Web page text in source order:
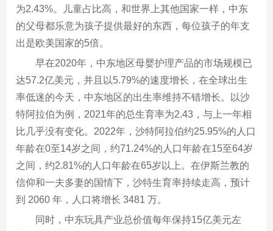
为2.43%。儿童占比高，和世界上其他国家一样，中东
的父母都乐意为孩子提供最好的东西，每位孩子的年支
出是欧美国家的5倍。
早在2020年，中东地区母婴护理产品的市场规模已
达57.2亿美元，并且以5.79%的速度增长，在全球出生
率低迷的今天，中东地区的出生率维持不错增长。以沙
特阿拉伯为例，2021年的总生育率为2.43，与上一年相
比几乎没有变化。2022年，沙特阿拉伯约25.95%的人口
年龄在0至14岁之间，约71.24%的人口年龄在15至64岁
之间，约2.81%的人口年龄在65岁以上。在伊斯兰教的
信仰和一夫多妻的国情下，沙特生育率持续走高，预计
到 2060 年，人口将增长 3481 万。
同时，中东玩具产业总价值每年保持15亿美元左